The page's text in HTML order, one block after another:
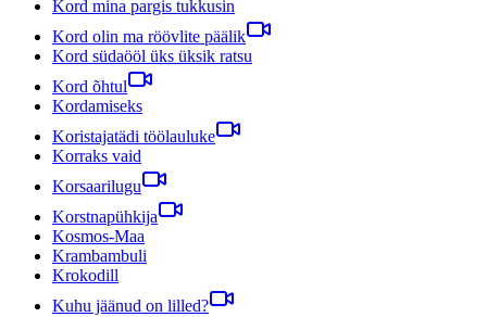
Kord mina pargis tukkusin
Kord olin ma röövlite päälik
Kord südaööl üks üksik ratsu
Kord õhtul
Kordamiseks
Koristajatädi töölauluke
Korraks vaid
Korsaarilugu
Korstnapühkija
Kosmos-Maa
Krambambuli
Krokodill
Kuhu jäänud on lilled?